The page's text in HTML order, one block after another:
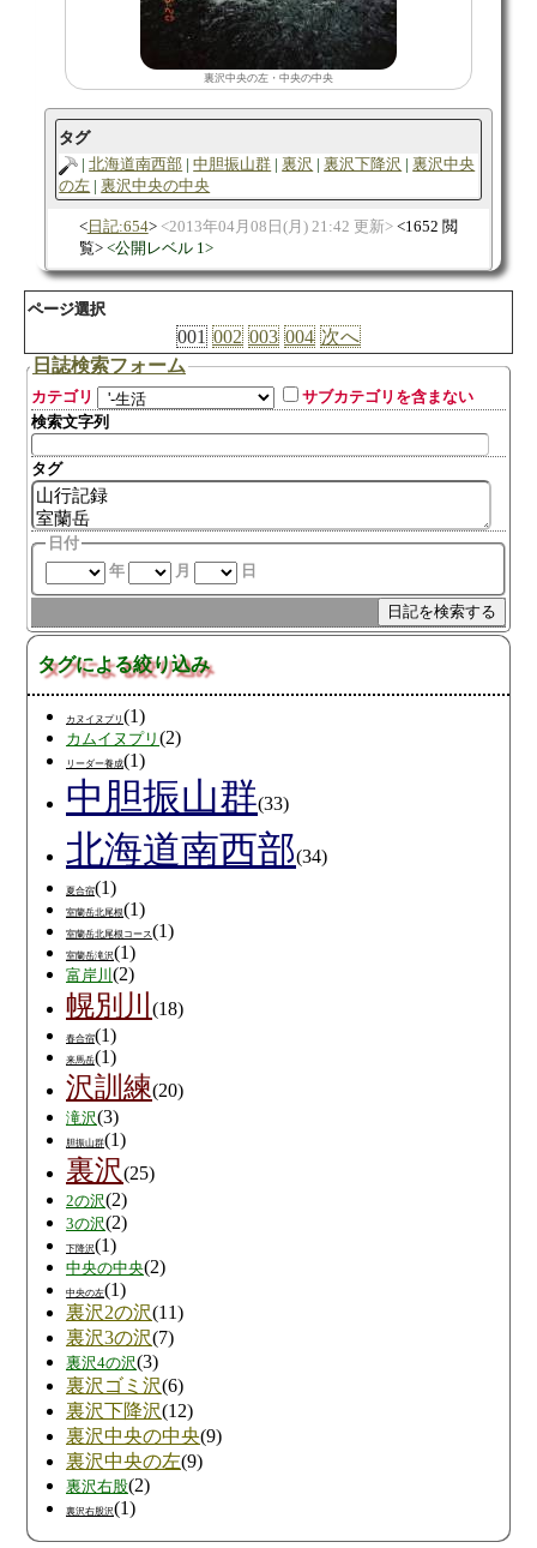
裏沢中央の左・中央の中央
タグ
北海道南西部
中胆振山群 裏沢 裏沢下降沢
裏沢中央
の左
裏沢中央の中央
日記:654 2013年04月08日(月) 21:42 更新
1652 閲
覧
公開レベル 1
ページ選択
001 002 003 004 次へ
日誌検索フォーム
カテゴリ
サブカテゴリを含まない
検索文字列
タグ
日付
年
月 日
タグによる絞り込み
カヌイヌプリ (1)
カムイヌプリ (2)
リーダー養成(1)
中胆振山群(33)
北海道南西部(34)
夏合宿(1)
室蘭岳北尾根(1)
室蘭岳北尾根コース (1)
室蘭岳滝沢(1)
富岸川 (2)
幌別川 (18)
春合宿(1)
来馬岳(1)
沢訓練(20)
滝沢(3)
胆振山群(1)
裏沢(25)
2の沢(2)
3の沢(2)
下降沢(1)
中央の中央(2)
中央の左(1)
裏沢2の沢(11)
裏沢3の沢(7)
裏沢4の沢(3)
裏沢ゴミ沢(6)
裏沢下降沢(12)
裏沢中央の中央(9)
裏沢中央の左(9)
裏沢右股(2)
裏沢右股沢(1)